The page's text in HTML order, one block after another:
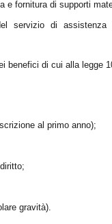
e fornitura di supporti
servizio di assistenza
benefici di cui alla legge
al primo anno);
gravità).